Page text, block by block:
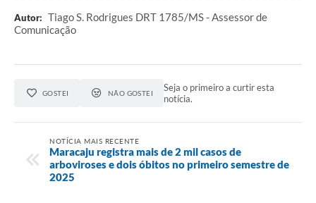
Autor: Tiago S. Rodrigues DRT 1785/MS - Assessor de
Comunicação
GOSTEI NÃO GOSTEI
Seja o primeiro a curtir esta
notícia.
NOTÍCIA MAIS RECENTE
Maracaju registra mais de 2 mil casos de
arboviroses e dois óbitos no primeiro semestre de
2025